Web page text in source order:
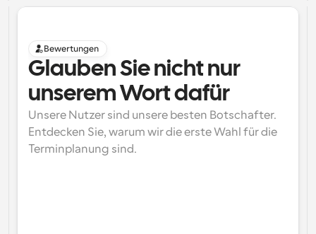
Bewertungen
Glauben Sie nicht nur
unserem Wort dafür
Unsere Nutzer sind unsere besten Botschafter.
Entdecken Sie, warum wir die erste Wahl für die
Terminplanung sind.